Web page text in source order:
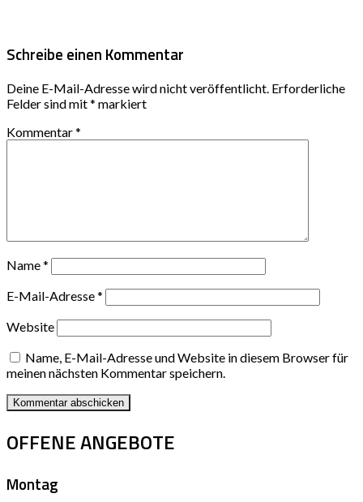
Schreibe einen Kommentar
Deine E-Mail-Adresse wird nicht veröffentlicht. Erforderliche
Felder sind mit* markiert
Kommentar*
Name*
E-Mail-Adresse*
Website
Name, E-Mail-Adresse und Website in diesem Browser für
meinen nächsten Kommentar speichern.
OFFENE ANGEBOTE
Montag